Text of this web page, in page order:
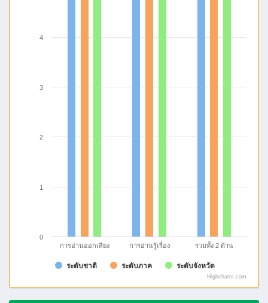
ระดับชาติ ระดับภาค ระดับจังหวัด
การอ่านออกเสียง การอ่านรู้เรื่อง รวมทั้ง 2 ด้าน
0
1
2
3
4
Highcharts.com